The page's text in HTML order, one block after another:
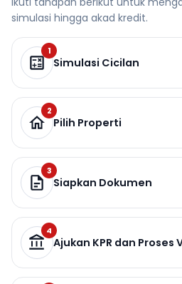
simulasi hingga akad kredit.
1
Simulasi Cicilan
2
Pilih Properti
3
Siapkan Dokumen
4
Ajukan KPR dan Proses